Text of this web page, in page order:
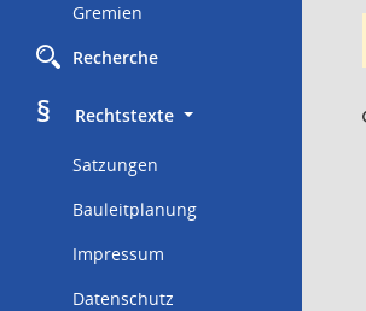
Gremien
Recherche
§
     Rechtstexte
Satzungen
Bauleitplanung
Impressum
Datenschutz